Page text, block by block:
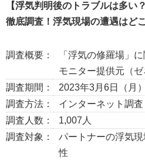
【浮気判明後のトラブルは多い
徹底調査！浮気現場の遭遇はど
調査概要：
「浮気の修羅場」
モニター提供元（ゼ
調査期間：
2023年3月6日（月
調査方法：
インターネット調査
調査人数：
1,007人
調査対象：
パートナーの浮気
性